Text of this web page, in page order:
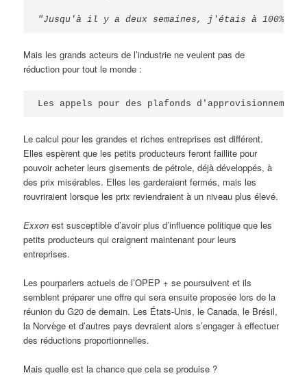
"Jusqu'à il y a deux semaines, j'étais à 100%
Mais les grands acteurs de l’industrie ne veulent pas de
réduction pour tout le monde :
Les appels pour des plafonds
Le calcul pour les grandes et riches entreprises est différent.
Elles espèrent que les petits producteurs feront faillite pour
pouvoir acheter leurs gisements de pétrole, déjà développés, à
des prix misérables. Elles les garderaient fermés, mais les
rouvriraient lorsque les prix reviendraient à un niveau plus élevé.
Exxon est susceptible d’avoir plus d’influence politique que les
petits producteurs qui craignent maintenant pour leurs
entreprises.
Les pourparlers actuels de l’OPEP + se poursuivent et ils
semblent préparer une offre qui sera ensuite proposée lors de la
réunion du G20 de demain. Les États-Unis, le Canada, le Brésil,
la Norvège et d’autres pays devraient alors s’engager à effectuer
des réductions proportionnelles.
Mais quelle est la chance que cela se produise ?